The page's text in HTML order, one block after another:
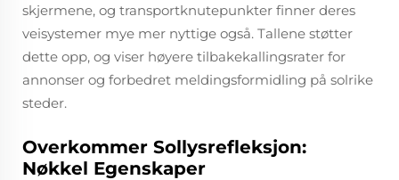
skjermene, og transportknutepunkter finner deres
veisystemer mye mer nyttige også. Tallene støtter
dette opp, og viser høyere tilbakekallingsrater for
annonser og forbedret meldingsformidling på solrike
steder.
Overkommer Sollysrefleksjon:
Nøkkel Egenskaper